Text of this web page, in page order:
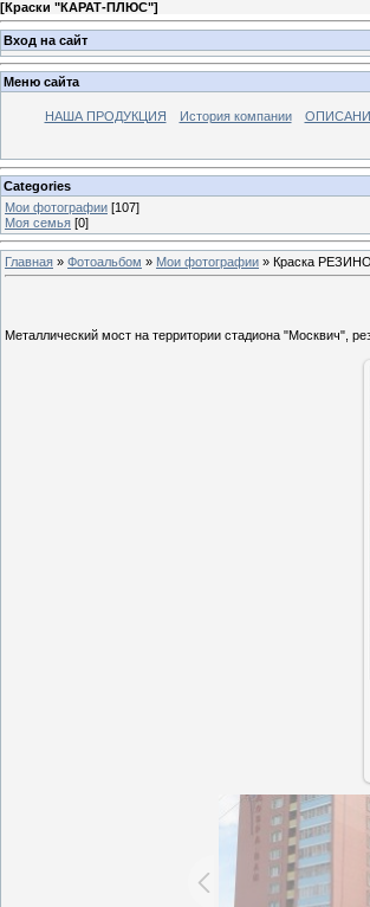
[Краски "КАРАТ-ПЛЮС"]
Вход на сайт
Меню сайта
НАША ПРОДУКЦИЯ История компании
Categories
Мои фотографии [107]
Моя семья [0]
Главная » Фотоальбом » Мои фотографии » Краска
Металлический мост на территории стадиона "Москвич",